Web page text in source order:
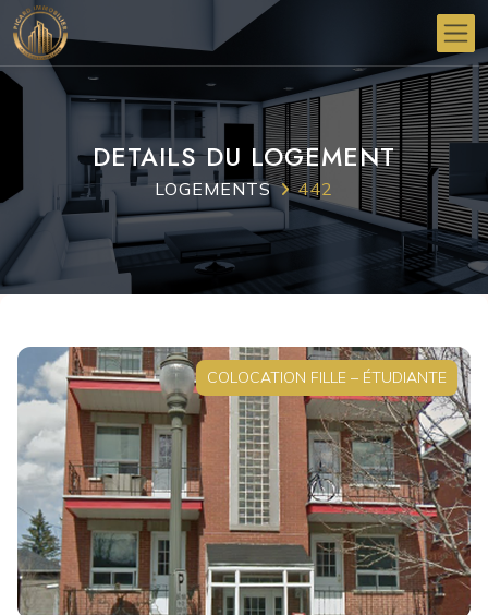
DETAILS DU LOGEMENT
LOGEMENTS 442
COLOCATION FILLE – ÉTUDIANTE